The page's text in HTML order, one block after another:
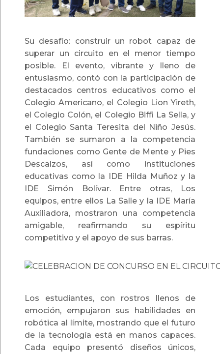
Su desafío: construir un robot capaz de
superar un circuito en el menor tiempo
posible. El evento, vibrante y lleno de
entusiasmo, contó con la participación de
destacados centros educativos como el
Colegio Americano, el Colegio Lion Yireth,
el Colegio Colón, el Colegio Biffi La Sella, y
el Colegio Santa Teresita del Niño Jesús.
También se sumaron a la competencia
fundaciones como Gente de Mente y Pies
Descalzos, así como instituciones
educativas como la IDE Hilda Muñoz y la
IDE Simón Bolívar. Entre otras, Los
equipos, entre ellos La Salle y la IDE María
Auxiliadora, mostraron una competencia
amigable, reafirmando su espíritu
competitivo y el apoyo de sus barras.
Los estudiantes, con rostros llenos de
emoción, empujaron sus habilidades en
robótica al límite, mostrando que el futuro
de la tecnología está en manos capaces.
Cada equipo presentó diseños únicos,